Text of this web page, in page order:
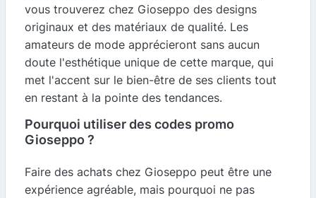
vous trouverez chez Gioseppo des designs
originaux et des matériaux de qualité. Les
amateurs de mode apprécieront sans aucun
doute l'esthétique unique de cette marque, qui
met l'accent sur le bien-être de ses clients tout
en restant à la pointe des tendances.
Pourquoi utiliser des codes promo
Gioseppo ?
Faire des achats chez Gioseppo peut être une
expérience agréable, mais pourquoi ne pas